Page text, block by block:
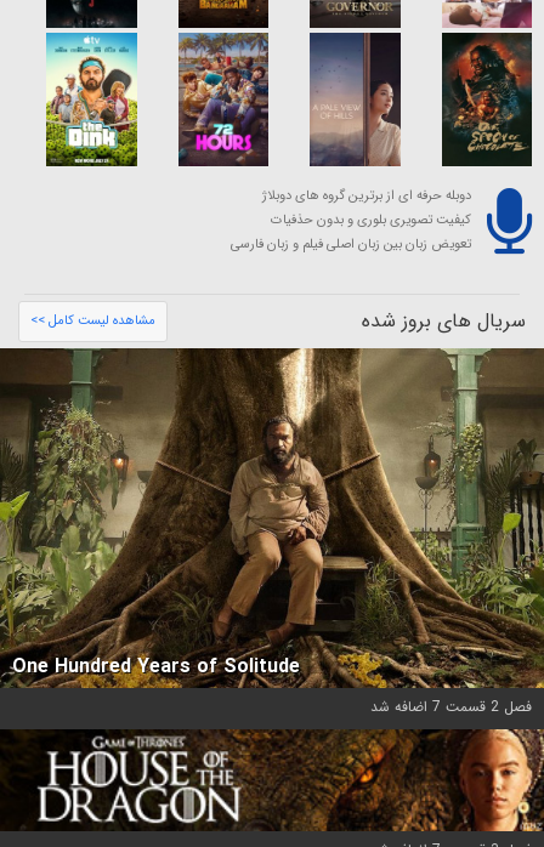
دوبله حرفه ای از برترین گروه های دوبلاژ
کیفیت تصویری بلوری و بدون حذفیات
تعویض زبان بین زبان اصلی فیلم و زبان فارسی
سریال های بروز شده مشاهده لیست کامل >>
One Hundred Years of Solitude
فصل 2 قسمت 7 اضافه شد